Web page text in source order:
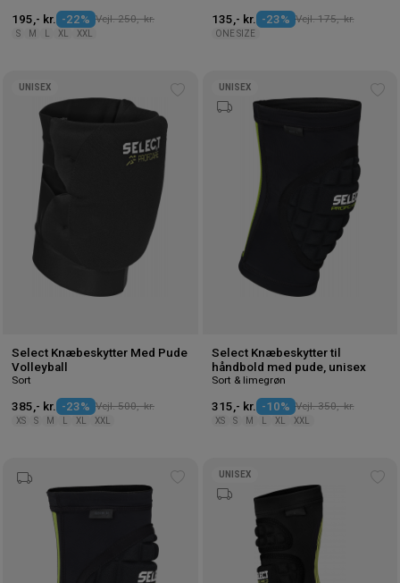
195,- kr. -22% Vejl. 250,- kr.
S M XL XXL
135,- kr. -23% Vejl. 175,- kr.
ONE SIZE
UNISEX
Select Knæbeskytter Med Pude
Volleyball
Sort
385,- kr. -23% Vejl. 500,- kr.
XS S M XL XXL
UNISEX
Select Knæbeskytter til
håndbold med pude, unisex
Sort & limegrøn
315,- kr. -10% Vejl. 350,- kr.
XS S M XL XXL
UNISEX